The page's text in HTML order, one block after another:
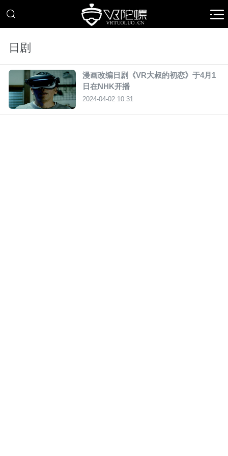
日剧
漫画改编日剧《VR大叔的初恋》于4月1
日在NHK开播
2024-04-02 10:31